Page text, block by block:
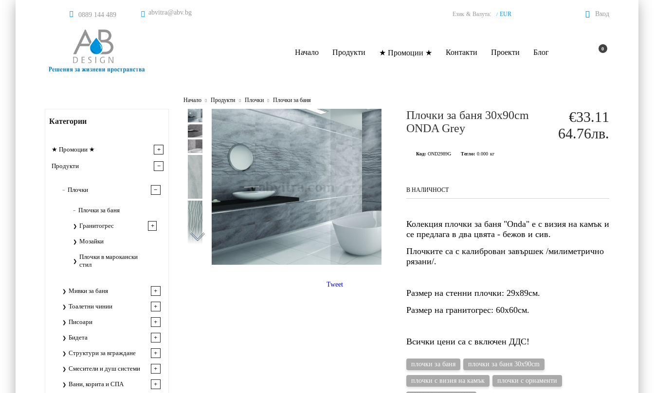
0889 144 489 abvitra@abv.bg Език & Валута: / EUR Вход
0
Начало Продукти ★ Промоции ★ Контакти Проекти Блог
Категории
★ Промоции ★
Продукти
Плочки
Плочки за баня
Гранитогрес
Мозайки
Плочки в марокански
стил
Мивки за баня
Тоалетни чинии
Писоари
Бидета
Структури за вграждане
Смесители и душ системи
Вани, корита и СПА
Начало Продукти Плочки Плочки за баня
Tweet
Плочки за баня 30x90cm
ONDA Grey
€33.11
64.76лв.
Код: OND2989G Тегло: 0.000 кг
В НАЛИЧНОСТ
Колекция плочки за баня "Onda" е с визия на камък и
се предлага в два цвята - бежов и сив.
Плочките са с калиброван завършек /милиметрично
рязани/.
Размер на стенни плочки: 29х89см.
Размер на гранитогрес: 60х60см.
Всички цени са с включен ДДС!
плочки за баня плочки за баня 30x90cm
плочки с визия на камък плочки с орнаменти